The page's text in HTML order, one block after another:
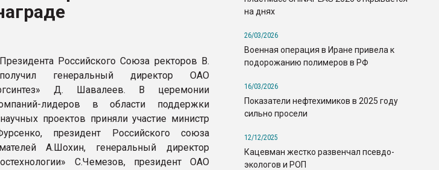
Российского Союза ректоров В.
генеральный директор ОАО
Д. Шавалеев. В церемонии
лидеров в области поддержки
проектов приняли участие министр
президент Российского союза
А.Шохин, генеральный директор
С.Чемезов, президент ОАО
на днях
26/03/2026
Военная операция в Иране привела к
подорожанию полимеров в РФ
16/03/2026
Показатели нефтехимиков в 2025 году
сильно просели
12/12/2025
Кацевман жестко развенчал псевдо-
экологов и РОП